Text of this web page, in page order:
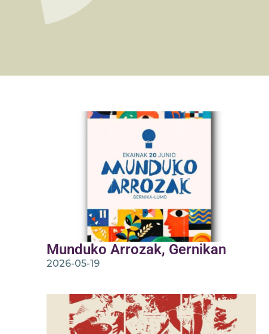
Munduko Arrozak, Gernikan
2026-05-19